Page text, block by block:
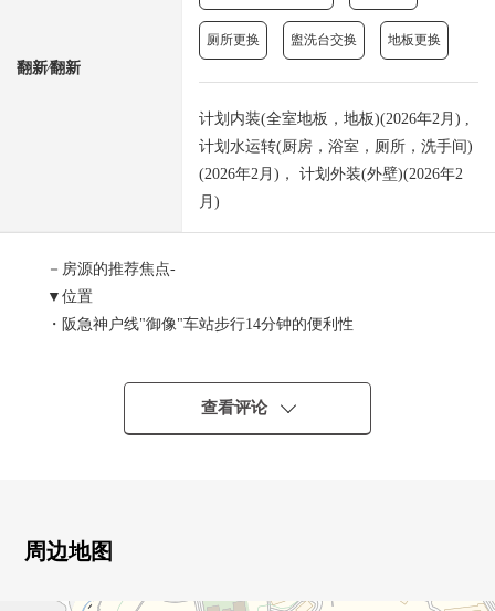
翻新⁄翻新
厕所更换 盥洗台交换 地板更换
计划内装(全室地板，地板)(2026年2月) ,
计划水运转(厨房，浴室，厕所，洗手间)
(2026年2月)， 计划外装(外壁)(2026年2
月)
－房源的推荐焦点-
▼位置
・阪急神户线"御像"车站步行14分钟的便利性
▼建筑物的特徴
・2层楼木造，土地约45.91坪
・用约17.5张塌塌米LDK第三版采光明亮地开放对象
西式房间
查看评论
周边地图